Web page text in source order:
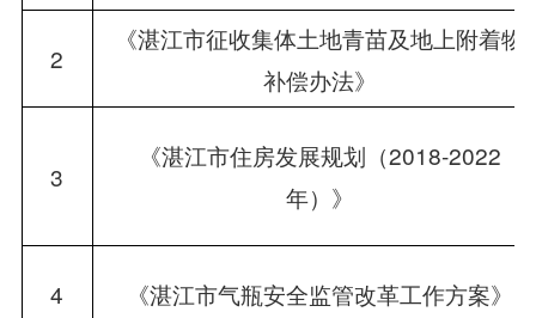
2
《湛江市征收集体土地青苗及地上附着物
补偿办法》
3
《湛江市住房发展规划（2018-2022
年）》
4 《湛江市气瓶安全监管改革工作方案》